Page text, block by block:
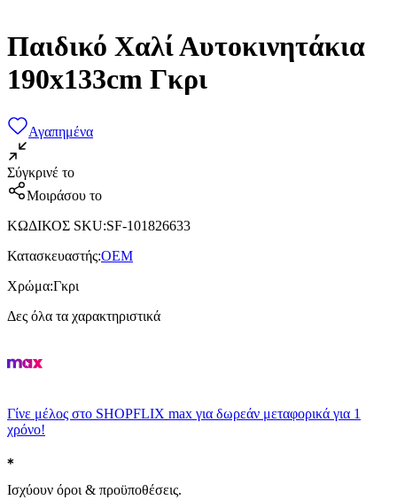
Παιδικό Χαλί Αυτοκινητάκια
190x133cm Γκρι
Αγαπημένα
Σύγκρινέ το
Μοιράσου το
ΚΩΔΙΚΟΣ SKU:SF-101826633
Κατασκευαστής:ΟΕΜ
Χρώμα:Γκρι
Δες όλα τα χαρακτηριστικά
Γίνε μέλος στο SHOPFLIX max για δωρεάν μεταφορικά για 1
χρόνο!
Ισχύουν όροι & προϋποθέσεις.